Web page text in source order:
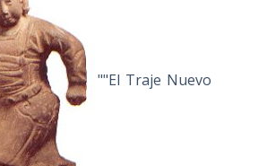
""El Traje Nuevo